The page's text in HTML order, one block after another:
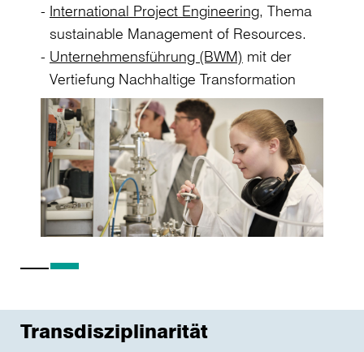
International Project Engineering, Thema
sustainable Management of Resources.
Unternehmensführung (BWM) mit der
Vertiefung Nachhaltige Transformation
Transdisziplinarität